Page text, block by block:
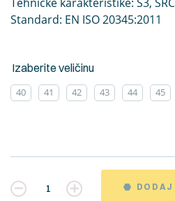
Standard: EN ISO 20345:2011
Izaberite veličinu
40 41 42 43 44 45
Kvantitet DODAJ